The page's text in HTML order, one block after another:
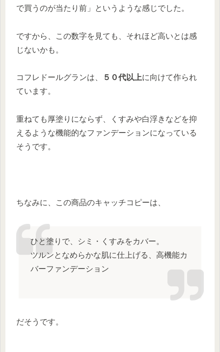
で買うのが当たり前」というような感じでした。
ですから、この数字を見ても、それほど高いとは感
じないかも。
コフレドールグランは、 ５０代以上に向けて作られ
ています。
重ねても厚塗りにならず、くすみや白浮きなどを抑
えるような機能的なファンデーションになっている
そうです。
ちなみに、この商品のキャッチコピーは、
ひと塗りで、シミ・くすみをカバー。
ツルンとなめらかな肌に仕上げる、高機能カ
バーファンデーション
だそうです。